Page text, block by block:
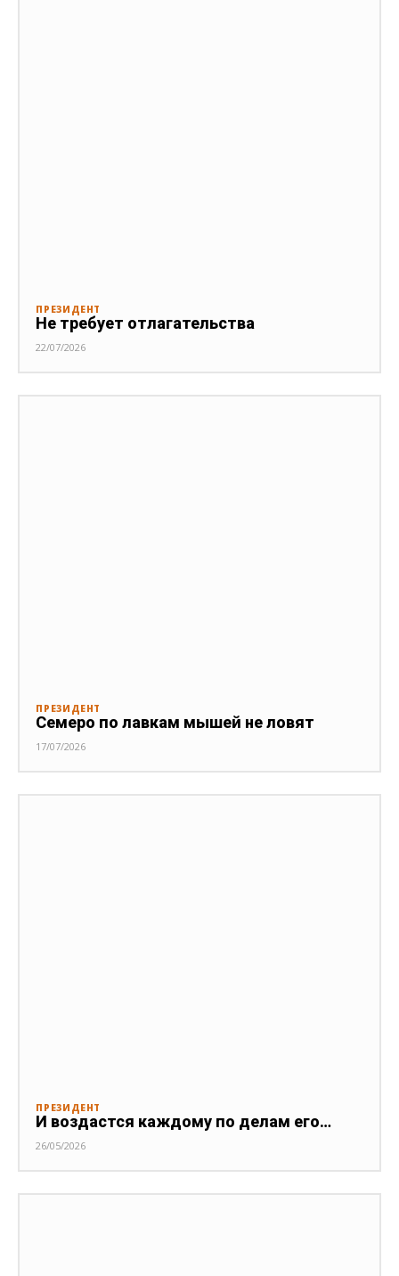
ПРЕЗИДЕНТ
Не требует отлагательства
22/07/2026
ПРЕЗИДЕНТ
Семеро по лавкам мышей не ловят
17/07/2026
ПРЕЗИДЕНТ
И воздастся каждому по делам его…
26/05/2026